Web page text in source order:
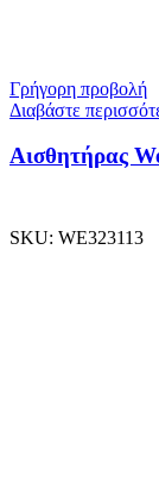
Γρήγορη προβολή
Διαβάστε
Αισθητήρας
SKU: WE323113